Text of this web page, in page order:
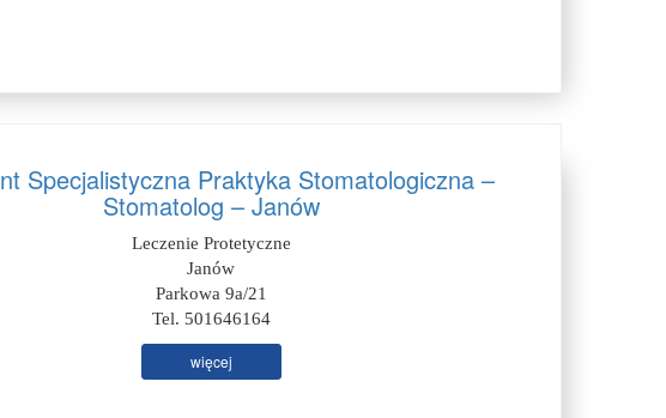
Specjalistyczna Praktyka Stomatologiczna –
Stomatolog – Janów
Leczenie Protetyczne
Janów
Parkowa 9a/21
Tel. 501646164
więcej